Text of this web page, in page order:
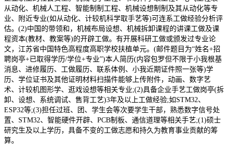
从动化、机械人工程、智能制制工程、机械设想制制及其从动化等专
业、附近专业(如从动化、计较机科学取手艺等)可连系工做经验分析评
估。(2)中国的带领和，机械布局设想、机械拆卸课程的讲课工做及课
程资本(教材、教案等)的开辟工做。有开展科研工做或颁发过专业论
文，江苏省中国特色高程度高职学校扶植单元。(邮件题目为“姓名+招
聘岗亭+已取得学历/学位+专业”)本人简历(内容包罗但不限于小我根基
消息、进修履历、工做履历、联系体例、小我近期证件照一张等)学
历、学位证书及其他证明材料扫描件能够上传附件，动画、数字艺
术、计较机图形学、逛戏设想等相关专业;(2)具备企业手艺工做岗亭(拆
卸、设想、系统调试、售背工艺)3年及以上工做经验;如STM32、
ESP32等;(3)担任过班、团、学生会等次要学生干部，熟悉数字信号处
置、STM32、智能硬件开辟、PCB制板、通信道理等相关手艺;(1)硕士
研究生及以上学历，具备不变的工做志愿和持久为教育事业贡献的筹
算。